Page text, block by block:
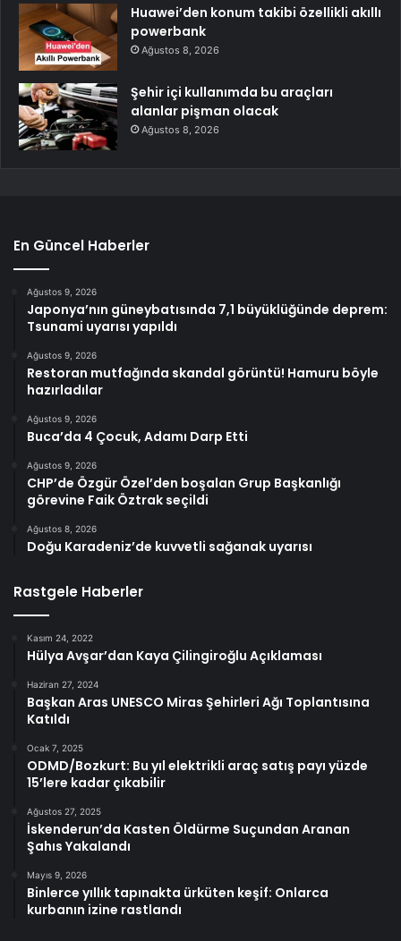
Huawei’den konum takibi özellikli akıllı
powerbank
Ağustos 8, 2026
Şehir içi kullanımda bu araçları
alanlar pişman olacak
Ağustos 8, 2026
En Güncel Haberler
Ağustos 9, 2026
Japonya’nın güneybatısında 7,1 büyüklüğünde deprem:
Tsunami uyarısı yapıldı
Ağustos 9, 2026
Restoran mutfağında skandal görüntü! Hamuru böyle
hazırladılar
Ağustos 9, 2026
Buca’da 4 Çocuk, Adamı Darp Etti
Ağustos 9, 2026
CHP’de Özgür Özel’den boşalan Grup Başkanlığı
görevine Faik Öztrak seçildi
Ağustos 8, 2026
Doğu Karadeniz’de kuvvetli sağanak uyarısı
Rastgele Haberler
Kasım 24, 2022
Hülya Avşar’dan Kaya Çilingiroğlu Açıklaması
Haziran 27, 2024
Başkan Aras UNESCO Miras Şehirleri Ağı Toplantısına
Katıldı
Ocak 7, 2025
ODMD/Bozkurt: Bu yıl elektrikli araç satış payı yüzde
15’lere kadar çıkabilir
Ağustos 27, 2025
İskenderun’da Kasten Öldürme Suçundan Aranan
Şahıs Yakalandı
Mayıs 9, 2026
Binlerce yıllık tapınakta ürküten keşif: Onlarca
kurbanın izine rastlandı